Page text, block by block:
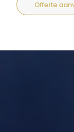
Offerte